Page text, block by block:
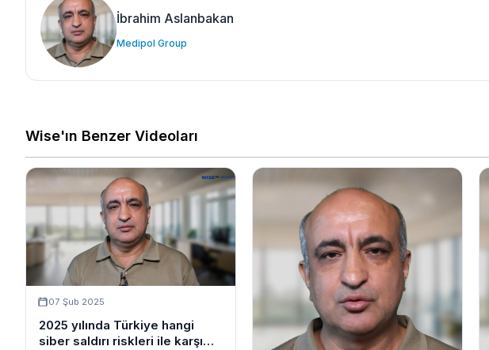
İbrahim Aslanbakan
Medipol Group
Wise'ın Benzer Videoları
07 Şub 2025
2025 yılında Türkiye hangi
siber saldırı riskleri ile karşı